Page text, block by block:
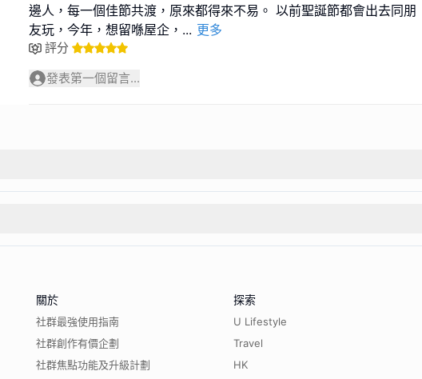
邊人，每一個佳節共渡，原來都得來不易。 以前聖誕節都會出去同朋
友玩，今年，想留喺屋企， ... 更多
評分
發表第一個留言...
關於
社群最強使用指南
社群創作有價企劃
社群焦點功能及升級計劃
探索
U Lifestyle
Travel
HK